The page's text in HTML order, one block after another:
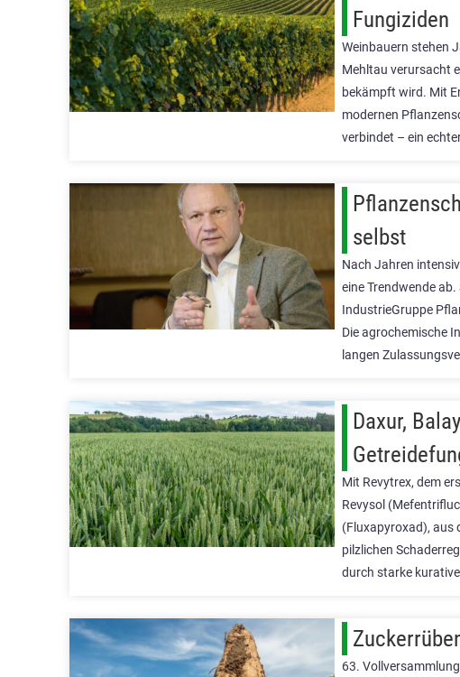
Fungiziden
Weinbauern stehen
Mehltau verursacht
bekämpft wird. Mit
modernen
verbindet – ein
selbst
Nach Jahren
eine Trendwende
IndustrieGruppe
Die agrochemische
langen
Daxur,
Mit Revytrex, dem
Revysol
(Fluxapyroxad), aus
pilzlichen
durch starke
63.